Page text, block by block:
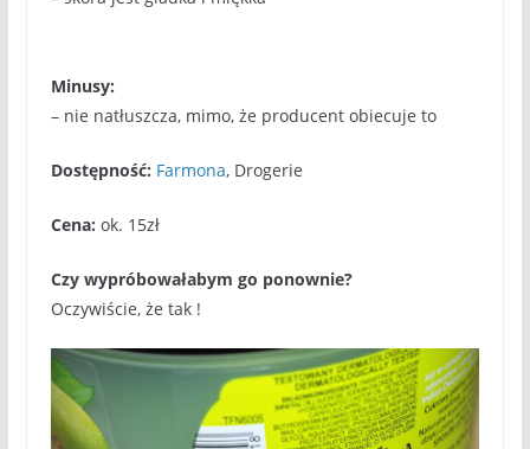
Minusy:
– nie natłuszcza, mimo, że producent obiecuje to
Dostępność: Farmona, Drogerie
Cena: ok. 15zł
Czy wypróbowałabym go ponownie?
Oczywiście, że tak !